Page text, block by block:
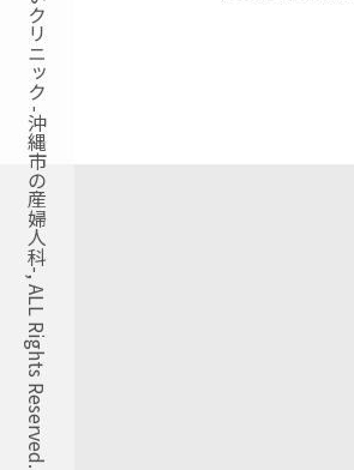
Copyright(C)2018ゆいクリニック -沖縄市の産婦人科-, ALL Rights Reserved.